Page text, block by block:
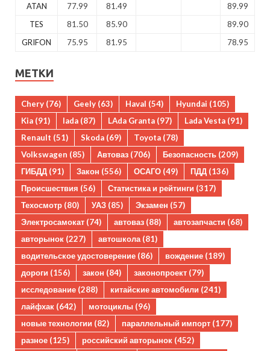
ATAN 77.99 81.49
89.99
TES
81.50 85.90
89.90
GRIFON
75.95 81.95 78.95
МЕТКИ
Chery (76) Geely (63) Haval (54) Hyundai (105)
Kia (91) lada (87) LAda Granta (97) Lada Vesta (91)
Renault (51) Skoda (69) Toyota (78)
Volkswagen (85) Автоваз (706) Безопасность (209)
ГИБДД (91) Закон (556) ОСАГО (49) ПДД (136)
Происшествия (56) Статистика и рейтинги (317)
Техосмотр (80) УАЗ (85) Экзамен (57)
Электросамокат (74) автоваз (88) автозапчасти (68)
авторынок (227) автошкола (81)
водительское удостоверение (86) вождение (189)
дороги (156) закон (84) законопроект (79)
исследование (288) китайские автомобили (241)
лайфхак (642) мотоциклы (96)
новые технологии (82) параллельный импорт (177)
разное (125) российский авторынок (452)